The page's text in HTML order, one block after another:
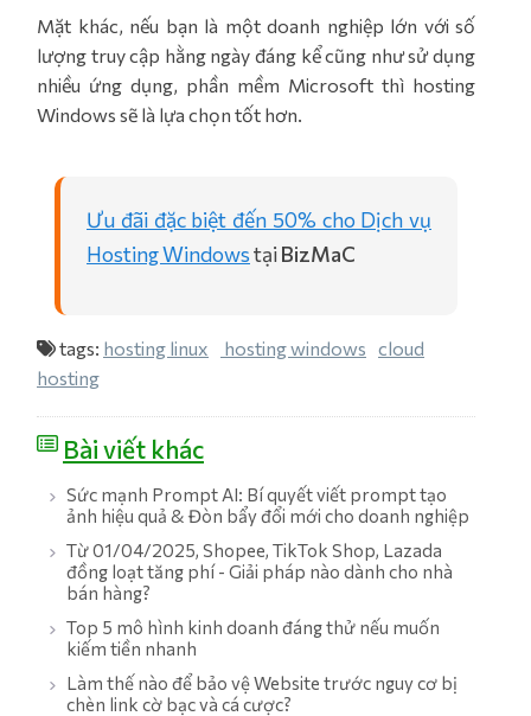
Mặt khác, nếu bạn là một doanh nghiệp lớn với số
lượng truy cập hằng ngày đáng kể cũng như sử dụng
nhiều ứng dụng, phần mềm Microsoft thì hosting
Windows sẽ là lựa chọn tốt hơn.
Ưu đãi đặc biệt đến 50% cho Dịch vụ
Hosting WindowstạiBizMaC
tags: hosting linux hosting windows cloud
hosting
Bài viết khác
Sức mạnh Prompt AI: Bí quyết viết prompt tạo
ảnh hiệu quả & Đòn bẩy đổi mới cho doanh nghiệp
Từ 01/04/2025, Shopee, TikTok Shop, Lazada
đồng loạt tăng phí - Giải pháp nào dành cho nhà
bán hàng?
Top 5 mô hình kinh doanh đáng thử nếu muốn
kiếm tiền nhanh
Làm thế nào để bảo vệ Website trước nguy cơ bị
chèn link cờ bạc và cá cược?